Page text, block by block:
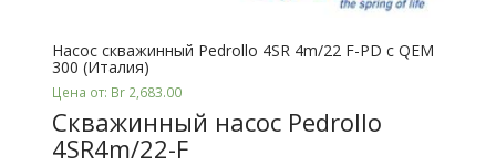
Насос скважинный Pedrollo 4SR 4m/22 F-PD с QEM
300 (Италия)
Цена от: Br 2,683.00
Скважинный насос Pedrollo
4SR4m/22-F